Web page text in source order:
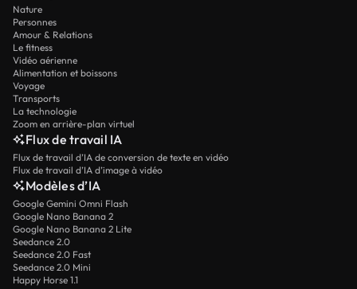
Nature
Personnes
Amour & Relations
Le fitness
Vidéo aérienne
Alimentation et boissons
Voyage
Transports
La technologie
Zoom en arrière-plan virtuel
Flux de travail IA
Flux de travail d’IA de conversion de texte en vidéo
Flux de travail d’IA d’image à vidéo
Modèles d’IA
Google Gemini Omni Flash
Google Nano Banana 2
Google Nano Banana 2 Lite
Seedance 2.0
Seedance 2.0 Fast
Seedance 2.0 Mini
Happy Horse 1.1